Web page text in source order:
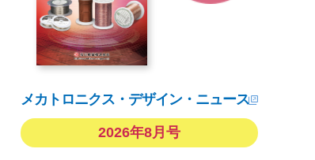
メカトロニクス・デザイン・ニュース
2026年8月号